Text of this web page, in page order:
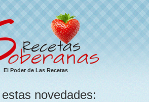
El Poder de Las Recetas
novedades: